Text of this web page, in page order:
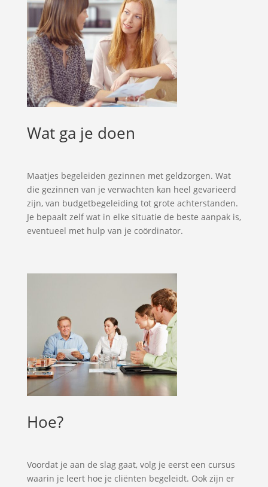
Wat ga je doen
Maatjes begeleiden gezinnen met geldzorgen. Wat
die gezinnen van je verwachten kan heel gevarieerd
zijn, van budgetbegeleiding tot grote achterstanden.
Je bepaalt zelf wat in elke situatie de beste aanpak is,
eventueel met hulp van je coördinator.
Hoe?
Voordat je aan de slag gaat, volg je eerst een cursus
waarin je leert hoe je cliënten begeleidt. Ook zijn er